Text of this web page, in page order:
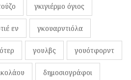
γκιγιέρμο όγιος
εν γκουαρντιόλα
γουλβς γουότφορντ
δημοσιογράφοι